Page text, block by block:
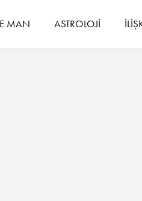
MAN ASTROLOJİ